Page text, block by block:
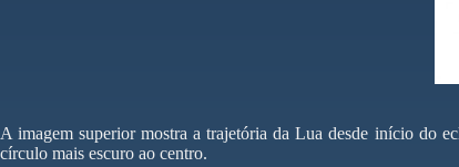
A imagem superior mostra a trajetória da Lua desde início do
círculo mais escuro ao centro.